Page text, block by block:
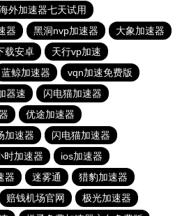
外加速器七天试用
器 黑洞nvp加速器
大象加速器
载安卓
天行vp加速
蓝鲸加速器
vqn加速免费版
器速
闪电猫加速器
优途加速器
加速器
闪电猫加速器
时加速器
ios加速器
器 迷雾通
猎豹加速器
赔钱机场官网
极光加速器